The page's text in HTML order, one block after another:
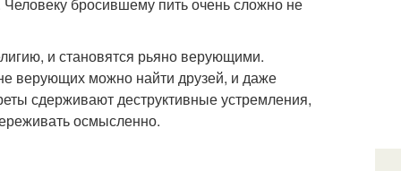
и становятся рьяно верующими.
верующих можно найти друзей, и даже
сдерживают деструктивные устремления,
осмысленно.